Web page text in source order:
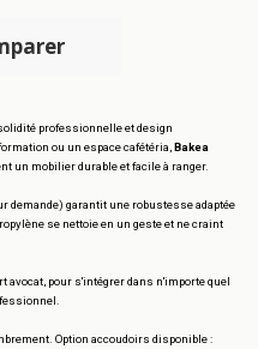
professionnelle et design
ou un espace cafétéria, Bakea
un mobilier durable et facile à ranger.
demande) garantit une robustesse adaptée
se nettoie en un geste et ne craint
avocat, pour s'intégrer dans n'importe quel
Option accoudoirs disponible :